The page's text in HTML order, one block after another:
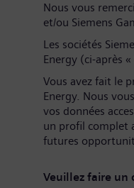
Nous vous
et/ou Siemens
Les sociétés
Energy (ci-après
Vous avez fait le
Energy. Nous
vos données
un profil complet
futures
Veuillez faire un